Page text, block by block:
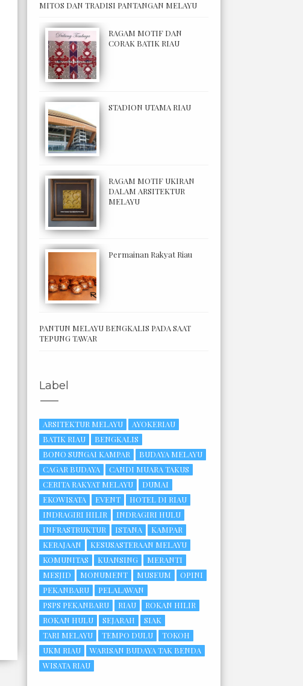
MITOS DAN TRADISI PANTANGAN MELAYU
RAGAM MOTIF DAN
CORAK BATIK RIAU
STADION UTAMA RIAU
RAGAM MOTIF UKIRAN
DALAM ARSITEKTUR
MELAYU
Permainan Rakyat Riau
PANTUN MELAYU BENGKALIS PADA SAAT
TEPUNG TAWAR
Label
ARSITEKTUR MELAYU
AYOKERIAU
BATIK RIAU
BENGKALIS
BONO SUNGAI KAMPAR
BUDAYA MELAYU
CAGAR BUDAYA
CANDI MUARA TAKUS
CERITA RAKYAT MELAYU
DUMAI
EKOWISATA
EVENT
HOTEL DI RIAU
INDRAGIRI HILIR
INDRAGIRI HULU
INFRASTRUKTUR
ISTANA
KAMPAR
KERAJAAN
KESUSASTERAAN MELAYU
KOMUNITAS
KUANSING
MERANTI
MESJID
MONUMENT MUSEUM
OPINI
PEKANBARU
PELALAWAN
PSPS PEKANBARU
RIAU
ROKAN HILIR
ROKAN HULU
SEJARAH
SIAK
TARI MELAYU
TEMPO DULU
TOKOH
UKM RIAU
WARISAN BUDAYA TAK BENDA
WISATA RIAU